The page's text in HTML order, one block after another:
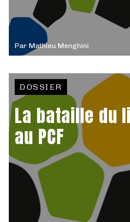
Par Mathieu Menghini
DOSSIER
La bataille du
au PCF